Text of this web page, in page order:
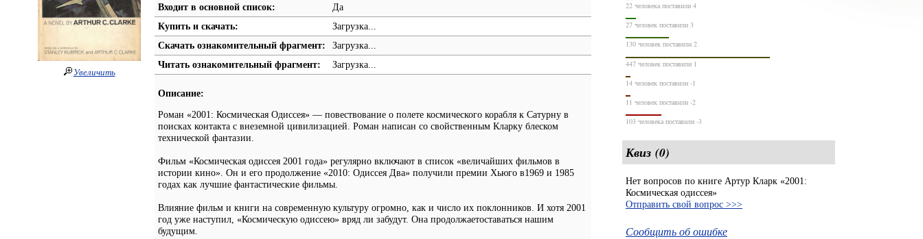
Увеличить
Входит в основной список:
Да
Купить и скачать:
Загрузка...
Скачать ознакомительный фрагмент:
Загрузка...
Читать ознакомительный фрагмент:
Загрузка...
Описание:
Роман «2001: Космическая Одиссея» — повествование о полете космического корабля к Сатурну в
поисках контакта с внеземной цивилизацией. Роман написан со свойственным Кларку блеском
технической фантазии.
Фильм «Космическая одиссея 2001 года» регулярно включают в список «величайших фильмов в
истории кино». Он и его продолжение «2010: Одиссея Два» получили премии Хьюго в1969 и 1985
годах как лучшие фантастические фильмы.
Влияние фильм и книги на современную культуру огромно, как и число их поклонников. И хотя 2001
год уже наступил, «Космическую одиссею» вряд ли забудут. Она продолжаетоставаться нашим
будущим.
22 человека поставили 4
27 человек поставили 3
130 человек поставили 2
447 человек поставили 1
14 человек поставили -1
11 человек поставили -2
103 человека поставили -3
Квиз (0)
Нет вопросов по книге Артур Кларк «2001:
Космическая одиссея»
Отправить свой вопрос >>>
Сообщить об ошибке